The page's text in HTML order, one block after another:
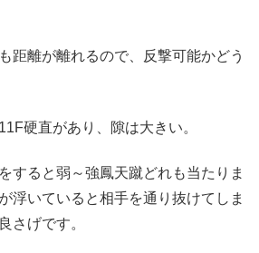
距離が離れるので、反撃可能かどう
硬直があり、隙は大きい。
すると弱～強鳳天蹴どれも当たりま
浮いていると相手を通り抜けてしま
さげです。